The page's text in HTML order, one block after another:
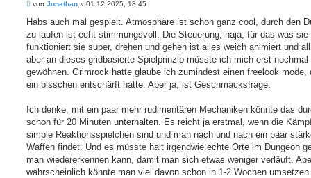
i
e
e
n
B
i
r
a
von Jonathan » 01.12.2025, 18:45
Habs auch mal gespielt. Atmosphäre ist schon ganz cool, durch den
zu laufen ist echt stimmungsvoll. Die Steuerung, naja, für das was sie
funktioniert sie super, drehen und gehen ist alles weich animiert und
aber an dieses gridbasierte Spielprinzip müsste ich mich erst nochmal
gewöhnen. Grimrock hatte glaube ich zumindest einen freelook mode,
ein bisschen entschärft hatte. Aber ja, ist Geschmacksfrage.
Ich denke, mit ein paar mehr rudimentären Mechaniken könnte das
schon für 20 Minuten unterhalten. Es reicht ja erstmal, wenn die
simple Reaktionsspielchen sind und man nach und nach ein paar
Waffen findet. Und es müsste halt irgendwie echte Orte im Dungeon
man wiedererkennen kann, damit man sich etwas weniger verläuft.
wahrscheinlich könnte man viel davon schon in 1-2 Wochen